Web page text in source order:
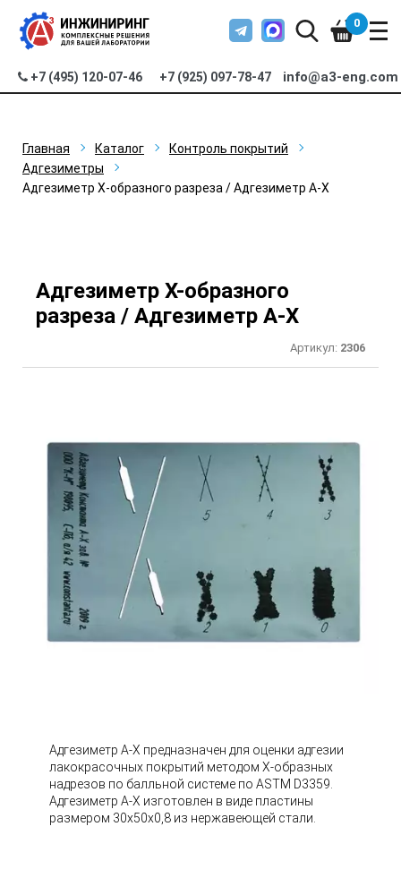
+7 (495) 120-07-46 +7 (925) 097-78-47 info@a3-eng.com
0
Главная Каталог
Контроль покрытий
Адгезиметры
Адгезиметр Х-образного разреза / Адгезиметр А-Х
Адгезиметр Х-образного
разреза / Адгезиметр А-Х
Артикул: 2306
Адгезиметр А-Х предназначен для оценки адгезии
лакокрасочных покрытий методом X-образных
надрезов по балльной системе по ASTM D3359.
Адгезиметр А-Х изготовлен в виде пластины
размером 30х50х0,8 из нержавеющей стали.